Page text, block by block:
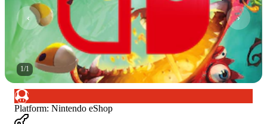
1/1
Platform: Nintendo eShop